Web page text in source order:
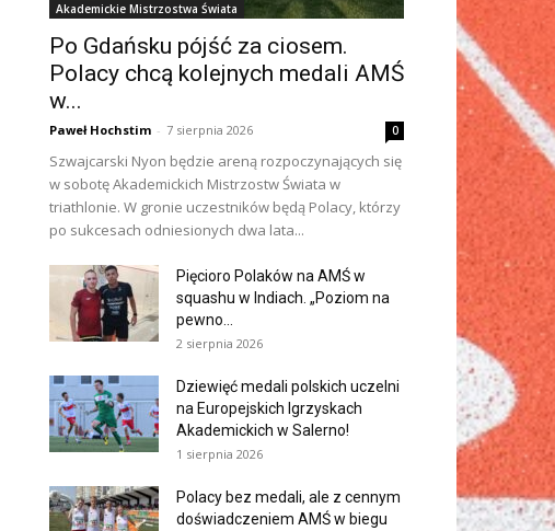
Akademickie Mistrzostwa Świata
Po Gdańsku pójść za ciosem.
Polacy chcą kolejnych medali AMŚ
w...
Paweł Hochstim - 7 sierpnia 2026 0
Szwajcarski Nyon będzie areną rozpoczynających się
w sobotę Akademickich Mistrzostw Świata w
triathlonie. W gronie uczestników będą Polacy, którzy
po sukcesach odniesionych dwa lata...
Pięcioro Polaków na AMŚ w
squashu w Indiach. „Poziom na
pewno...
2 sierpnia 2026
Dziewięć medali polskich uczelni
na Europejskich Igrzyskach
Akademickich w Salerno!
1 sierpnia 2026
Polacy bez medali, ale z cennym
doświadczeniem AMŚ w biegu